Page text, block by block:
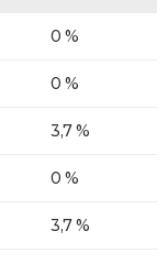
0 %
0 %
3,7 %
0 %
3,7 %